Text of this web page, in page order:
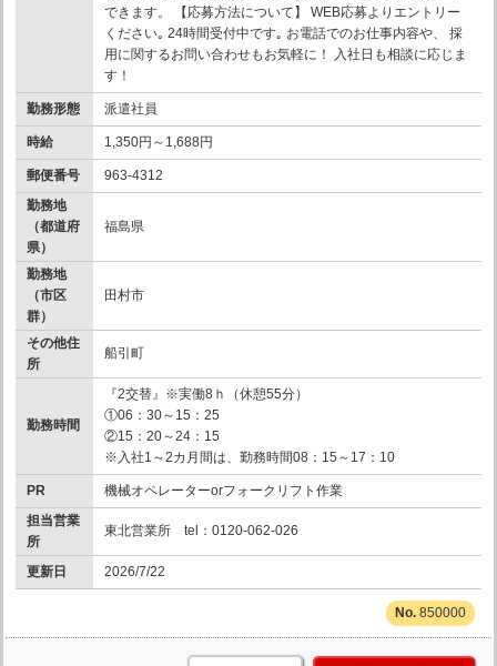
できます。 【応募方法について】 WEB応募よりエントリー
ください｡ 24時間受付中です｡ お電話でのお仕事内容や、 採
用に関するお問い合わせもお気軽に！ 入社日も相談に応じま
す！
勤務形態 派遣社員
時給 1,350円～1,688円
郵便番号
963-4312
勤務地
（都道府
県）
福島県
勤務地
（市区
群）
田村市
その他住
所
船引町
勤務時間
『2交替』※実働8ｈ（休憩55分）
①06：30～15：25
②15：20～24：15
※入社1～2カ月間は、勤務時間08：15～17：10
PR
機械オペレーターorフォークリフト作業
担当営業
所
東北営業所 tel：0120-062-026
更新日 2026/7/22
850000